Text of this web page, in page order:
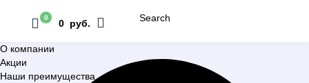
Search
0
0 руб.
О компании
Акции
Наши преимущества